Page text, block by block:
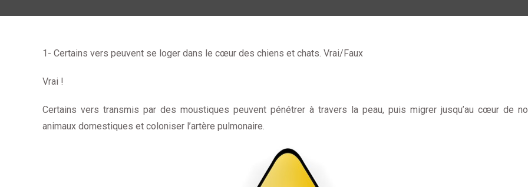
1- Certains vers peuvent se loger dans le cœur des chiens et chats. Vrai/Faux
Vrai !
Certains vers transmis par des moustiques peuvent pénétrer à travers la peau, puis migrer jusqu’au cœur de
animaux domestiques et coloniser l’artère pulmonaire.